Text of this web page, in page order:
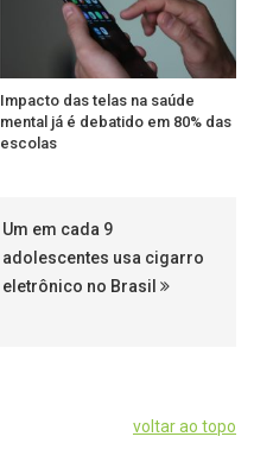
Impacto das telas na saúde
mental já é debatido em 80% das
escolas
Um em cada 9
adolescentes usa cigarro
eletrônico no Brasil
voltar ao topo